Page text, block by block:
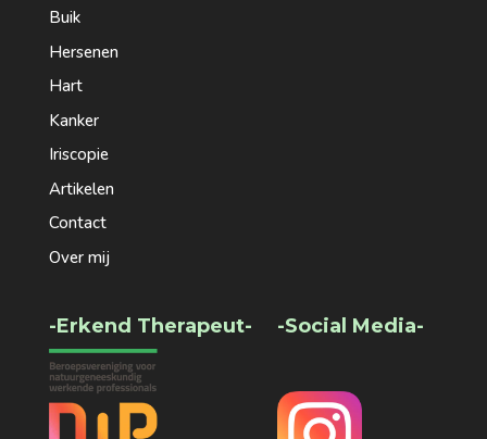
Buik
Hersenen
Hart
Kanker
Iriscopie
Artikelen
Contact
Over mij
-Erkend Therapeut- -Social Media-